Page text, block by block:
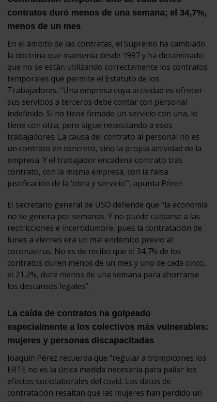
contratos duró menos de una semana; el 34,7%,
menos de un mes
En el ámbito de las contratas, el Supremo ha cambiado
la doctrina que mantenía desde 1997 y ha dictaminado
que no se están utilizando correctamente los contratos
temporales que permite el Estatuto de los
Trabajadores. “Una empresa cuya actividad es ofrecer
sus servicios a terceros debe contar con personal
indefinido. Si no tiene firmado un servicio con una, lo
tiene con otra, pero sigue necesitando a esos
trabajadores. La causa del contrato al personal no es
un contrato en concreto, sino la propia actividad de la
empresa. Y el trabajador encadena contrato tras
contrato, con la misma empresa, con la falsa
justificación de la ‘obra y servicio’”, apunta Pérez.
El secretario general de USO defiende que “la economía
no se genera por semanas. Y no puede culparse a las
restricciones e incertidumbre, pues la contratación de
lunes a viernes era un mal endémico previo al
coronavirus. No es de recibo que el 34,7% de los
contratos duren menos de un mes y uno de cada cinco,
el 21,2%, dure menos de una semana para ahorrarse
los descansos legales”.
La caída de contratos ha golpeado
especialmente a los colectivos más vulnerables:
mujeres y personas discapacitadas
Joaquín Pérez recuerda que “regular a trompicones los
ERTE no es la única medida necesaria para paliar los
efectos sociolaborales del covid. Los datos de
contratación resaltan que las mujeres han perdido un